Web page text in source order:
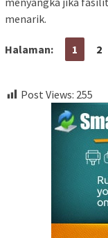
menarik.
Halaman: 1 2
Post Views: 255